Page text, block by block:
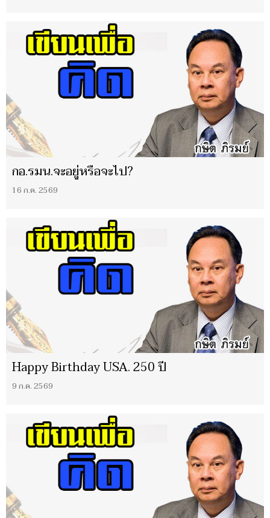
กอ.รมน.จะอยู่หรือจะไป?
16 ก.ค. 2569
Happy Birthday USA. 250 ปี
9 ก.ค. 2569